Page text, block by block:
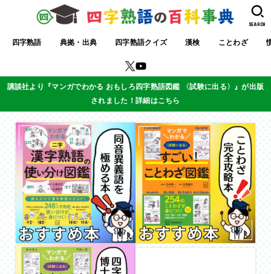
四字熟語 典拠・出典 四字熟語クイズ 漢検 ことわざ
SEARCH
講談社より『マンガでわかる おもしろ四字熟語図鑑 〈試験に出る〉』が出版
されました！詳細はこちら